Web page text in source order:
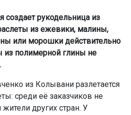
создает рукодельница из
из ежевики, малины,
или морошки действительно
из полимерной глины не
из Колывани разлетается
среди её заказчиков не
других стран. У